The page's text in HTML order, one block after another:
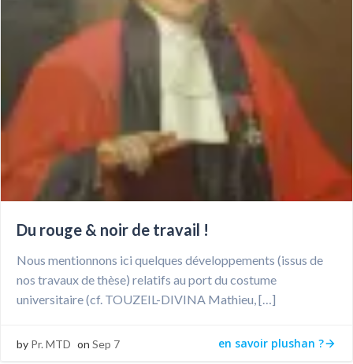
Du rouge & noir de travail !
Nous mentionnons ici quelques développements (issus de
nos travaux de thèse) relatifs au port du costume
universitaire (cf. TOUZEIL-DIVINA Mathieu, […]
by Pr. MTD on Sep 7 en savoir plushan ?